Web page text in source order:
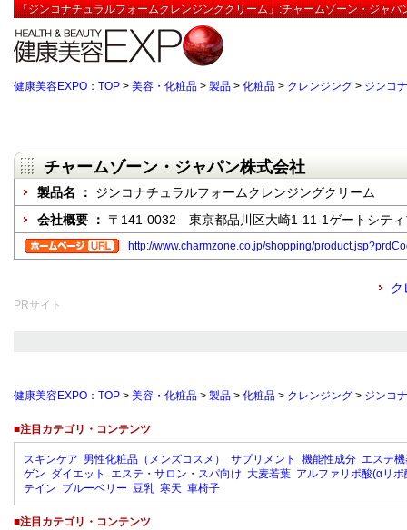
「ジンコナチュラルフォームクレンジングクリーム」:チャームゾーン・ジャパ
健康美容EXPO：TOP > 美容・化粧品 > 製品 > 化粧品 > クレンジング > ジンコ
チャームゾーン・ジャパン株式会社
製品名 ： ジンコナチュラルフォームクレンジングクリーム
会社概要 ： 〒141-0032 東京都品川区大崎1-11-1ゲートシティ
http://www.charmzone.co.jp/shopping/
ク
PRサイト
健康美容EXPO：TOP > 美容・化粧品 > 製品 > 化粧品 > クレンジング > ジンコ
■注目カテゴリ・コンテンツ
スキンケア 男性化粧品（メンズコスメ） サプリメント 機能性成分 エステ
ゲン ダイエット エステ・サロン・スパ向け 大麦若葉 アルファリポ酸(αリポ
テイン ブルーベリー 豆乳 寒天 車椅子
■注目カテゴリ・コンテンツ